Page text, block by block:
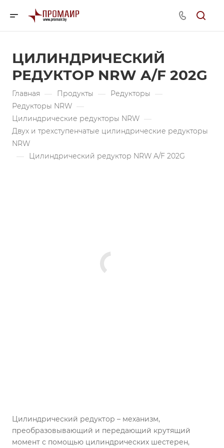
ЦИЛИНДРИЧЕСКИЙ
РЕДУКТОР NRW A/F 202G
Главная — Продукты — Редукторы —
Редукторы NRW —
Цилиндрические редукторы NRW —
Двух и трехступенчатые цилиндрические редукторы
NRW
— Цилиндрический редуктор NRW A/F 202G
Цилиндрический редуктор – механизм,
преобразовывающий и передающий крутящий
момент с помощью цилиндрических шестерен,